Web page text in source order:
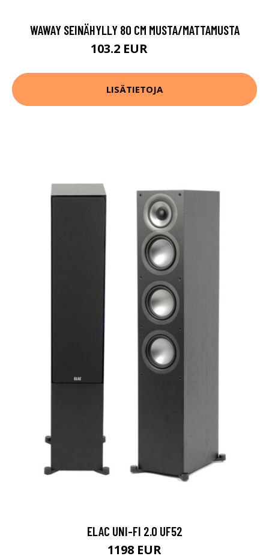
WAWAY SEINÄHYLLY 80 CM MUSTA/MATTAMUSTA
103.2 EUR
LISÄTIETOJA
ELAC UNI-FI 2.0 UF52
1198 EUR